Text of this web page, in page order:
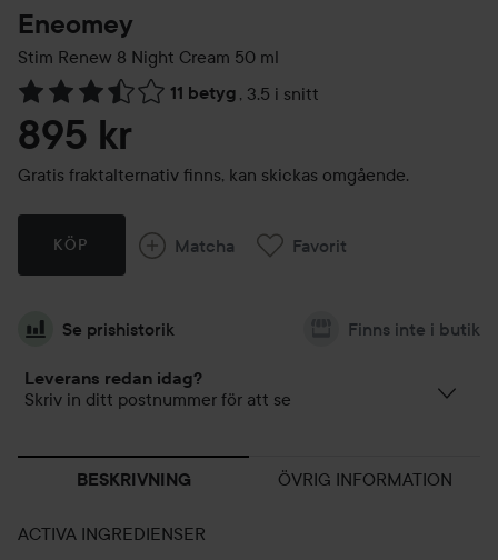
Eneomey
Stim Renew 8 Night Cream 50 ml
11 betyg , 3.5 i snitt
Hoppa till Betyg & kommentarer
895 kr
Gratis fraktalternativ finns, kan skickas omgående.
KÖP Matcha Favorit
Se prishistorik Finns inte i butik
Leverans redan idag?
Skriv in ditt postnummer för att se
BESKRIVNING ÖVRIG INFORMATION
ACTIVA INGREDIENSER